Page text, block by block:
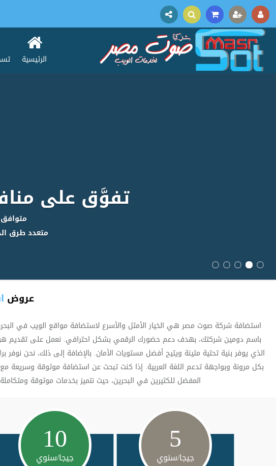
الرئيسية
تفوَّق على
متعدد طرق
عروض
استضافة شركة صوت مصر هي الخيار الأمثل والأسرع لاستضافة مواقع الويب في
باسم دومين شركتك، بهدف دعم حضورك الرقمي بشكل احترافي. نعمل على تقديم
بكل مرونة وبواجهة تدعم اللغة العربية. إذا كنت تبحث عن استضافة موثوقة
المفضل للكثيرين في البحرين، حيث نتميز بخدمات موثوقة ومتكاملة تلبي احتياجات مختلف
5
جيجا/سنوي 10
جيجا/سنوي